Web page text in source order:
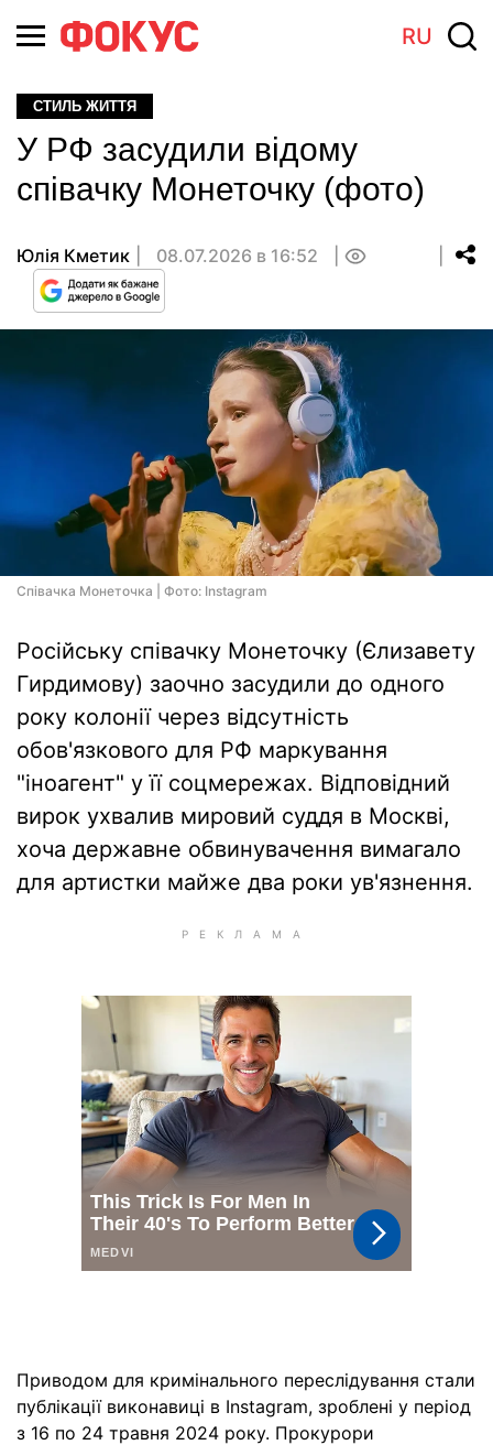
RU
СТИЛЬ ЖИТТЯ
У РФ засудили відому
співачку Монеточку (фото)
Юлія Кметик 08.07.2026 в 16:52
Співачка Монеточка | Фото: Instagram
Російську співачку Монеточку (Єлизавету
Гирдимову) заочно засудили до одного
року колонії через відсутність
обов'язкового для РФ маркування
"іноагент" у її соцмережах. Відповідний
вирок ухвалив мировий суддя в Москві,
хоча державне обвинувачення вимагало
для артистки майже два роки ув'язнення.
Приводом для кримінального переслідування стали
публікації виконавиці в Instagram, зроблені у період
з 16 по 24 травня 2024 року. Прокурори